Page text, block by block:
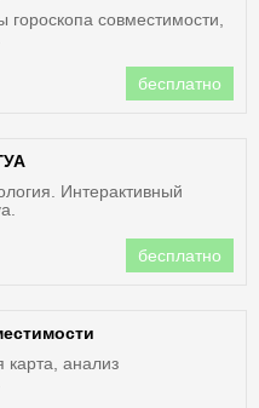
совместимости,
бесплатно
Интерактивный
бесплатно
карта, анализ